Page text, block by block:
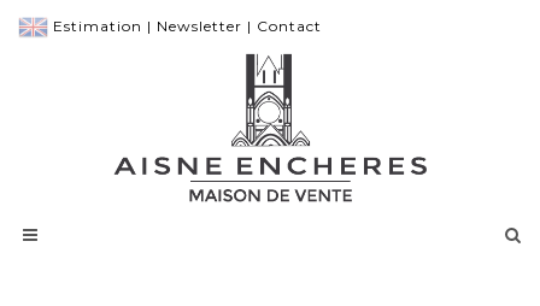
Estimation | Newsletter | Contact